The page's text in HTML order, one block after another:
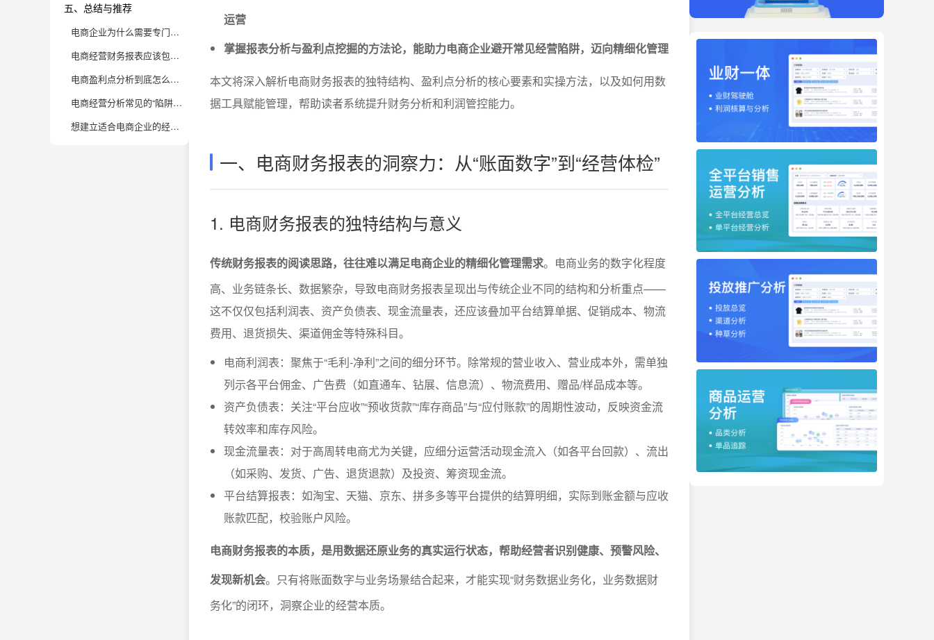
五、总结与推荐
电商企业为什么需要专门的经营财务报表？普通财报不够用吗？
电商经营财务报表应该包含哪些关键内容？和传统报表有啥不同？
电商盈利点分析到底怎么做？除了卖货还有哪些“隐藏利润”值得关注？
电商经营分析常见的“陷阱”有哪些？如何避免数据偏差、看错方向？
想建立适合电商企业的经营财务分析体系，团队需要具备哪些能力？
运营
掌握报表分析与盈利点挖掘的方法论，能助力电商企业避开常见经营陷阱，迈向精细化管理
本文将深入解析电商财务报表的独特结构、盈利点分析的核心要素和实操方法，以及如何用数
据工具赋能管理，帮助读者系统提升财务分析和利润管控能力。
一、电商财务报表的洞察力：从“账面数字”到“经营体检”
1. 电商财务报表的独特结构与意义
传统财务报表的阅读思路，往往难以满足电商企业的精细化管理需求。电商业务的数字化程度
高、业务链条长、数据繁杂，导致电商财务报表呈现出与传统企业不同的结构和分析重点——
这不仅仅包括利润表、资产负债表、现金流量表，还应该叠加平台结算单据、促销成本、物流
费用、退货损失、渠道佣金等特殊科目。
电商利润表：聚焦于“毛利-净利”之间的细分环节。除常规的营业收入、营业成本外，需单独
列示各平台佣金、广告费（如直通车、钻展、信息流）、物流费用、赠品/样品成本等。
资产负债表：关注“平台应收”“预收货款”“库存商品”与“应付账款”的周期性波动，反映资金流
转效率和库存风险。
现金流量表：对于高周转电商尤为关键，应细分运营活动现金流入（如各平台回款）、流出
（如采购、发货、广告、退货退款）及投资、筹资现金流。
平台结算报表：如淘宝、天猫、京东、拼多多等平台提供的结算明细，实际到账金额与应收
账款匹配，校验账户风险。
电商财务报表的本质，是用数据还原业务的真实运行状态，帮助经营者识别健康、预警风险、
发现新机会。只有将账面数字与业务场景结合起来，才能实现“财务数据业务化，业务数据财
务化”的闭环，洞察企业的经营本质。